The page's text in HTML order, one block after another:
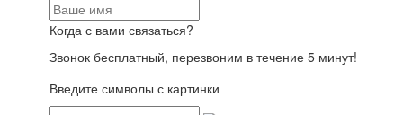
Когда с вами связаться?
Звонок бесплатный, перезвоним в течение 5 минут!
Введите символы с картинки